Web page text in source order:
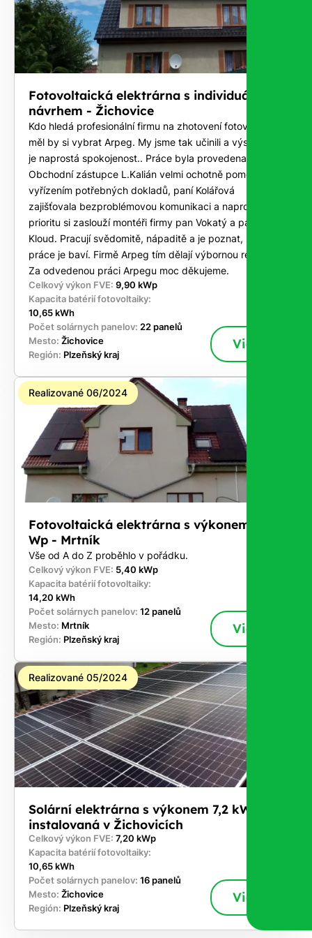
Fotovoltaická elektrárna s individuálním
návrhem - Žichovice
Kdo hledá profesionální firmu na zhotovení fotovoltaiky
měl by si vybrat Arpeg. My jsme tak učinili a výsledkem
je naprostá spokojenost.. Práce byla provedena na klíč.
Obchodní zástupce L.Kalián velmi ochotně pomohl s
vyřízením potřebných dokladů, paní Kolářová
zajišťovala bezproblémovou komunikaci a naprostou
prioritu si zaslouží montéři firmy pan Vokatý a pan
Kloud. Pracují svědomitě, nápaditě a je poznat, že tato
práce je baví. Firmě Arpeg tím dělají výbornou reklamu.
Za odvedenou práci Arpegu moc děkujeme.
Celkový výkon FVE: 9,90 kWp
Kapacita batérií fotovoltaiky:
10,65 kWh
Počet solárnych panelov: 22 panelů
Mesto: Žichovice
Región: Plzeňský kraj
Viac
Realizované 06/2024
Fotovoltaická elektrárna s výkonem 5,4 k
Wp - Mrtník
Vše od A do Z proběhlo v pořádku.
Celkový výkon FVE: 5,40 kWp
Kapacita batérií fotovoltaiky:
14,20 kWh
Počet solárnych panelov: 12 panelů
Mesto: Mrtník
Región: Plzeňský kraj
Viac
Realizované 05/2024
Solární elektrárna s výkonem 7,2 kWp
instalovaná v Žichovicích
Celkový výkon FVE: 7,20 kWp
Kapacita batérií fotovoltaiky:
10,65 kWh
Počet solárnych panelov: 16 panelů
Mesto: Žichovice
Región: Plzeňský kraj
Viac